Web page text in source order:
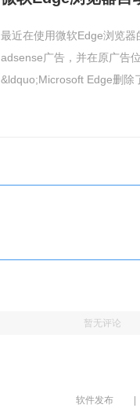
最近在使用微软Edge浏览
adsense广告，并在原广告
&ldquo;Microsoft Edge删除
暂无评论
软件发布